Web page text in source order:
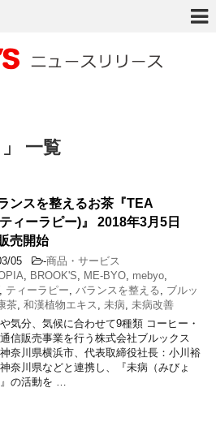
一覧
ンスを整えるお茶『TEA
ィーラピー)』 2018年3月5日
売開始
05 -商品・サービス
BROOK'S ME-BYO mebyo
ティーラピー バランスを整える
ブルッ
茶 和漢植物エキス 未病
未病改善
気分、気候に合わせて9種類 コーヒー・
信販売事業を行う株式会社ブルックス
神奈川県横浜市、代表取締役社長：小川裕
奈川県などと連携し、『未病（みびょ
の活動を …